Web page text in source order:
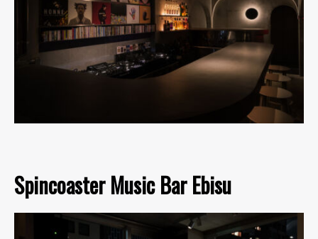
Spincoaster Music Bar Ebisu